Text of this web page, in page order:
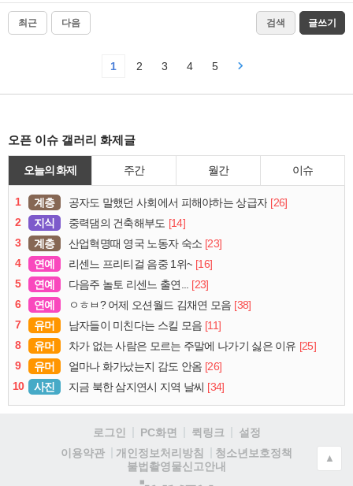
최근 다음 검색 글쓰기
1 2 3 4 5
오픈 이슈 갤러리 화제글
오늘의 화제 주간 월간 이슈
1 계층 공자도 말했던 사회에서 피해야하는 상급자 [26]
2
지식 중력댐의 건축해부도 [14]
3
계층 산업혁명때 영국 노동자 숙소 [23]
4
연예 리센느 프리티걸 음중 1위~ [16]
5
연예 다음주 놀토 리센느 출연... [23]
6
연예 ㅇㅎㅂ? 어제 오션월드 김채연 모음 [38]
7
유머 남자들이 미친다는 스킬 모음 [11]
8
유머 차가 없는 사람은 모르는 주말에 나가기 싫은 이유 [25]
9
유머 얼마나 화가났는지 감도 안옴 [26]
10
사진 지금 북한 삼지연시 지역 날씨 [34]
로그인 PC화면 퀵링크
설정
이용약관
개인정보처리방침
청소년보호정책
불법촬영물신고안내
▲